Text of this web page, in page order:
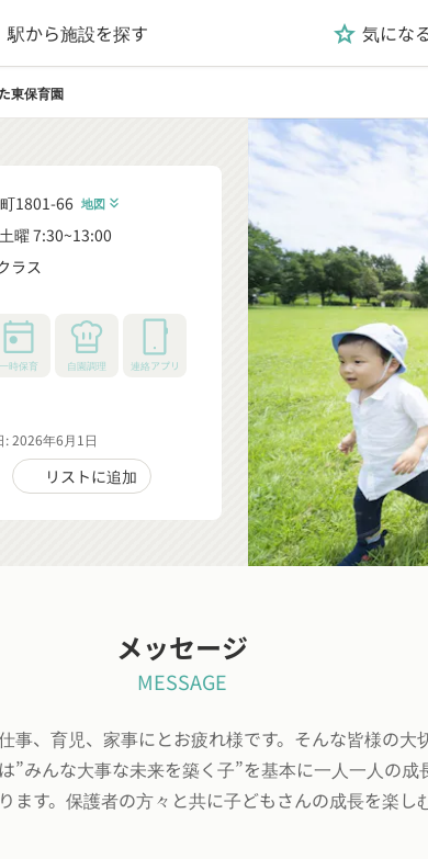
駅から施設を探す grade 気にな
東保育園
1801-66 地図 keyboard_double_arrow_down
土曜 7:30~13:00
ラス
一時保育 自園調理 連絡アプリ
: 2026年6月1日
リストに追加
メッセージ
MESSAGE
事、育児、家事にとお疲れ様です。そんな皆様の大
”みんな大事な未来を築く子”を基本に一人一人の成
ます。保護者の方々と共に子どもさんの成長を楽し